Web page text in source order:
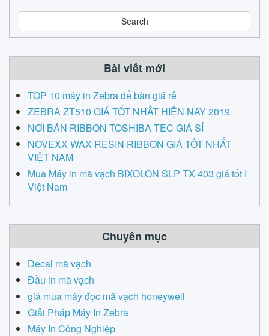
a
r
c
Bài viết mới
TOP 10 máy in Zebra để bàn giá rẻ
ZEBRA ZT510 GIÁ TỐT NHẤT HIỆN NAY 2019
NƠI BÁN RIBBON TOSHIBA TEC GIÁ SỈ
NOVEXX WAX RESIN RIBBON GIÁ TỐT NHẤT
VIỆT NAM
Mua Máy in mã vạch BIXOLON SLP TX 403 giá tốt I
Việt Nam
Chuyên mục
Decal mã vạch
Đầu in mã vạch
giá mua máy đọc mã vạch honeywell
Giải Pháp Máy In Zebra
Máy In Công Nghiệp